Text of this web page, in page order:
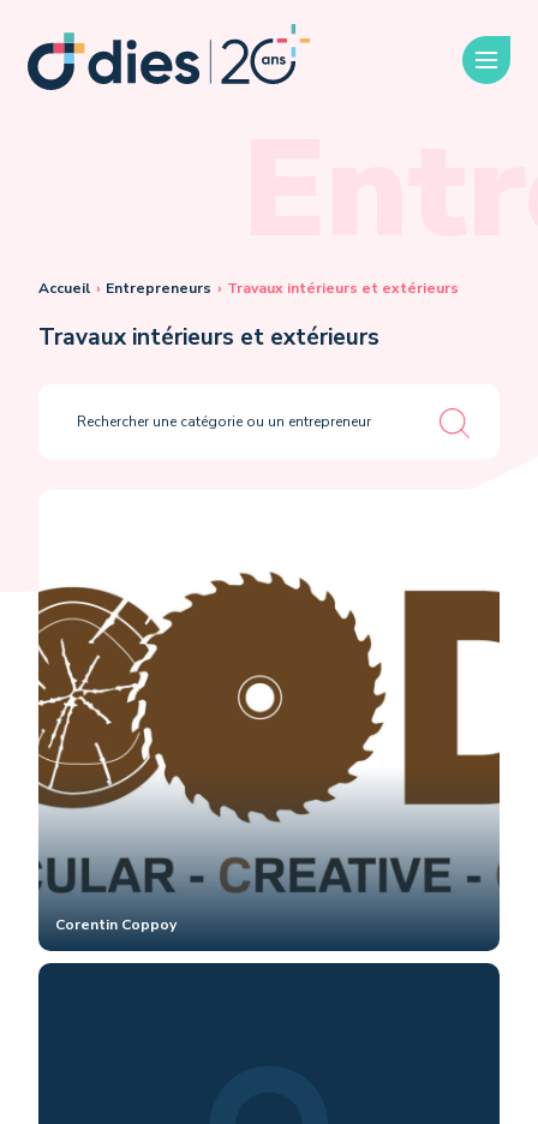
Accueil › Entrepreneurs › Travaux intérieurs et extérieurs
Travaux intérieurs et extérieurs
Corentin Coppoy